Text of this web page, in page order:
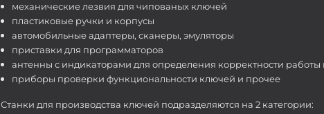
механические лезвия для чипованых ключей
пластиковые ручки и корпусы
автомобильные адаптеры, сканеры, эмуляторы
приставки для программаторов
антенны с индикаторами для определения корректности
приборы проверки функциональности ключей и прочее
Станки для производства ключей подразделяются на 2 категории: